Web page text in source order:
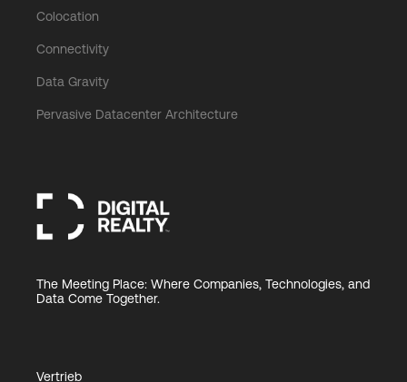
Colocation
Connectivity
Data Gravity
Pervasive Datacenter Architecture
The Meeting Place: Where Companies, Technologies, and
Data Come Together.
Vertrieb